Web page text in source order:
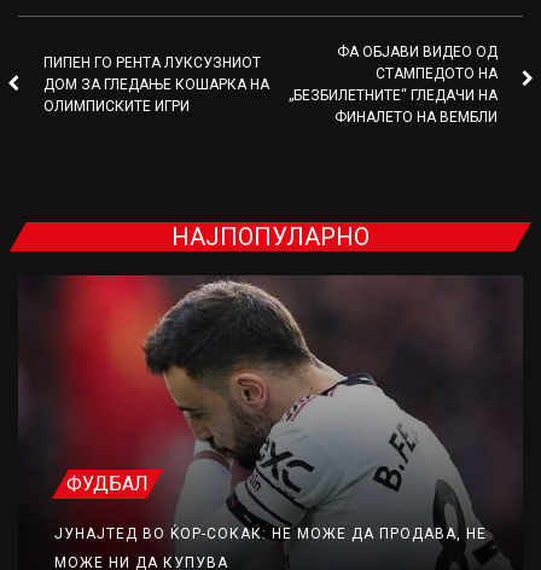
ПИПЕН ГО РЕНТА ЛУКСУЗНИОТ
ДОМ ЗА ГЛЕДАЊЕ КОШАРКА НА
ОЛИМПИСКИТЕ ИГРИ
ФА ОБЈАВИ ВИДЕО ОД
СТАМПЕДОТО НА
„БЕЗБИЛЕТНИТЕ“ ГЛЕДАЧИ НА
ФИНАЛЕТО НА ВЕМБЛИ
НАЈПОПУЛАРНО
ФУДБАЛ
ЈУНАЈТЕД ВО ЌОР-СОКАК: НЕ МОЖЕ ДА ПРОДАВА, НЕ
МОЖЕ НИ ДА КУПУВА